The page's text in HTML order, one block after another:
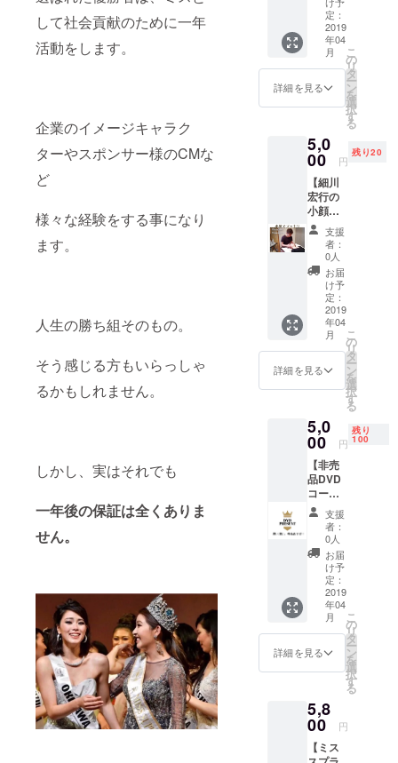
して社会貢献のために一年
活動をします。
企業のイメージキャラク
ターやスポンサー様のCMな
ど
様々な経験をする事になり
ます。
人生の勝ち組そのもの。
そう感じる方もいらっしゃ
るかもしれません。
しかし、実はそれでも
一年後の保証は全くありま
せん。
ミススプラ
ナショナル
に、技術、
理論など美
プ統括
プロ
デュー
サー
HIROE
ウォー
キング
体験チ
ト】
１．
WOMA
NSモデ
ルアカ
デミー
ウォー
キング
レッス
ン体験
チケッ
期限は
チケッ
トのお
届け日
から3ヶ
大阪 交
通費は
実費に
なりま
す
HIROE
プロ
フィー
http://hi
roe-
concep
tlife.we
bsite/
定：
2019
年04
月
詳細を見る
こ
の
リ
タ
ー
ン
を
選
択
す
る
5,0
00 円
残り20
【細川
宏行の
小顔で
すっき
りエス
テチ
ケッ
ト】
2016年
ミスユ
ニバー
JAPAN
、2017
年エス
テグラ
リ、
2019
年、今
回のミ
ススプ
ラナ
ショナ
ルに、
技術、
理論な
ど美容
全般を
指導し
た実績
をもつ
細川本
人が15
す。 有
効期限
はチ
ケット
支援
者：
0人
お届
け予
定：
2019
年04
月
詳細を見る
こ
の
リ
タ
ー
ン
を
選
択
す
る
5,0
00 円
残り
100
【非売
品DVD
コー
ス】
１．
DVD１
枚 ２．
推しの
アー
ティス
トのサ
イン付
き
（チャ
ヒョク
か
Tか
Nana）
22日の
当日に
支援
者：
0人
お届
け予
定：
2019
年04
月
詳細を見る
こ
の
リ
タ
ー
ン
を
選
択
す
る
5,8
00 円
【ミス